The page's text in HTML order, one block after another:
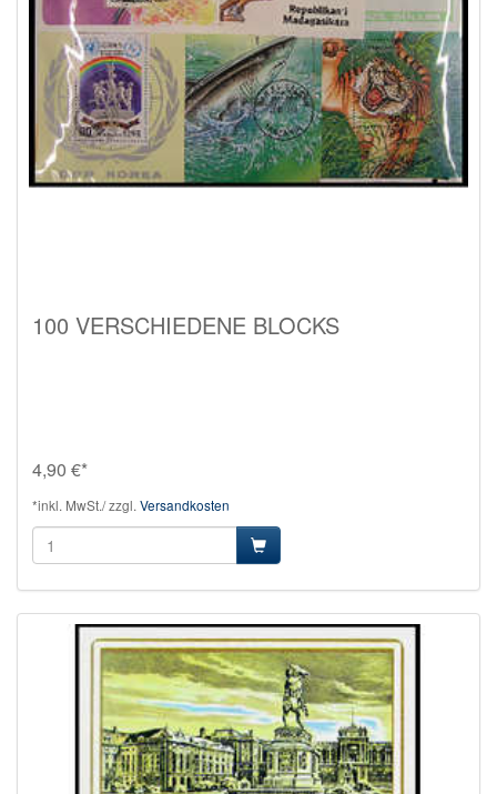
100 VERSCHIEDENE BLOCKS
4,90 €*
*inkl. MwSt./ zzgl. Versandkosten